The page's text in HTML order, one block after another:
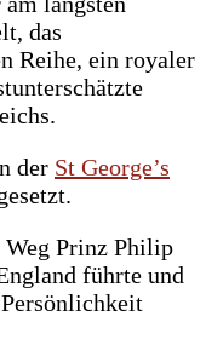
das
Reihe, ein royaler
der St George’s
Prinz Philip
führte und